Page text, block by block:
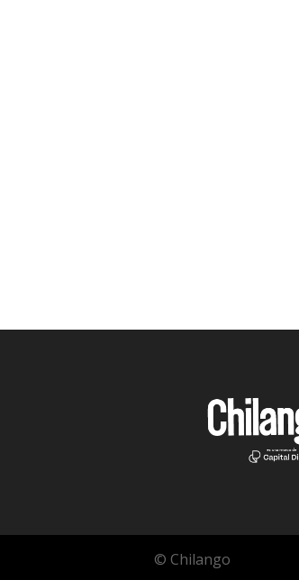
© Chilango